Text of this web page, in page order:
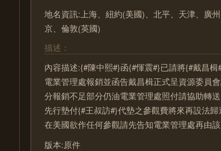
地名資訊:上海、紐約(美國)、北平、天津、廣
京、倫敦(英國)
描述：
內容描述:{#陳中熙#}函{#惲震#}已請將{#戴昌
電業管理處報銷並函告戴昌楫正式呈資源委員
分報銷不足部分仍油電業管理處照付請協助轉
先行墊付{#王叔訪#}代墊之參觀費將來再設法
在美國欲作任何參觀請先告知電業管理處再由
版本:原件